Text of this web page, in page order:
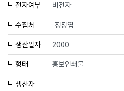
전자여부 비전자
수집처 정정엽
생산일자 2000
형태 홍보인쇄물
생산자